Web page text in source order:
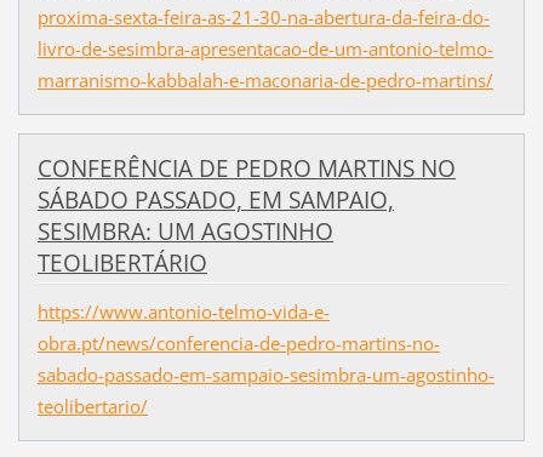
proxima-sexta-feira-as-21-30-na-abertura-da-feira-do-
livro-de-sesimbra-apresentacao-de-um-antonio-telmo-
marranismo-kabbalah-e-maconaria-de-pedro-martins/
CONFERÊNCIA DE PEDRO MARTINS NO
SÁBADO PASSADO, EM SAMPAIO,
SESIMBRA: UM AGOSTINHO
TEOLIBERTÁRIO
https://www.antonio-telmo-vida-e-
obra.pt/news/conferencia-de-pedro-martins-no-
sabado-passado-em-sampaio-sesimbra-um-agostinho-
teolibertario/